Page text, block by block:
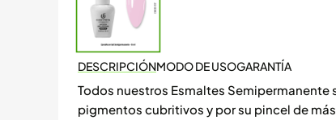
DESCRIPCIÓNMODO DE USOGARANTÍA
Todos nuestros Esmaltes
pigmentos cubritivos y por su pincel de